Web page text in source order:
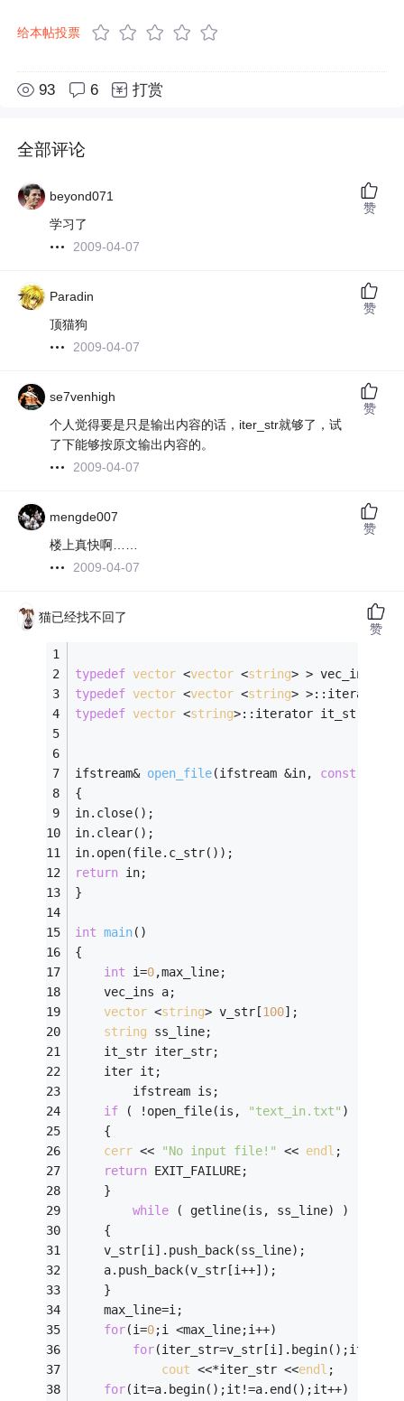
给本帖投票
93 6 打赏
全部评论
beyond071
学习了
2009-04-07
赞
Paradin
顶猫狗
2009-04-07
赞
se7venhigh
个人觉得要是只是输出内容的话，iter_str就够了，试
了下能够按原文输出内容的。
2009-04-07
赞
mengde007
楼上真快啊……
2009-04-07
赞
猫已经找不回了
typedef vector <vector <string> > vec_ins;
typedef vector <vector <string> >::iterator
typedef vector <string>::iterator it_str;
ifstream& open_file(ifstream &in, const
{
in.close();
in.clear();
in.open(file.c_str());
return in;
}
int main()
{
int i=0,max_line;
    vec_ins a;
vector <string> v_str[100];
string ss_line;
	it_str iter_str;
	iter it;
		ifstream is;
if ( !open_file(is, "text_in.txt" ) )
	{
cerr << "No input file!" << endl ;
return EXIT_FAILURE;
	}
while ( getline(is, ss_line) )
	{
	v_str[i].push_back(ss_line);
	a.push_back(v_str[i++]);
	}
	max_line=i;
for(i=0;i <max_line;i++)
for
cout <<*iter_str <<endl ;
for(it=a.begin();it!=a.end();it++)
赞